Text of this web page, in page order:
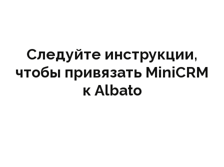
Следуйте инструкции,
чтобы привязать MiniCRM
к Albato